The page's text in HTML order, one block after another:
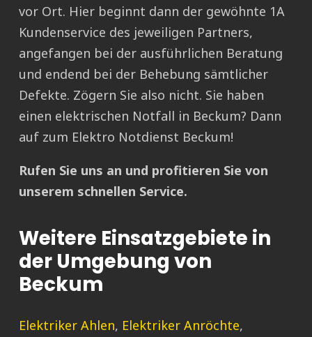
vor Ort. Hier beginnt dann der gewöhnte 1A
Kundenservice des jeweiligen Partners,
angefangen bei der ausführlichen Beratung
und endend bei der Behebung sämtlicher
Defekte. Zögern Sie also nicht. Sie haben
einen elektrischen Notfall in Beckum? Dann
auf zum Elektro Notdienst Beckum!
Rufen Sie uns an und profitieren Sie von
unserem schnellen Service.
Weitere Einsatzgebiete in
der Umgebung von
Beckum
Elektriker Ahlen, Elektriker Anröchte,